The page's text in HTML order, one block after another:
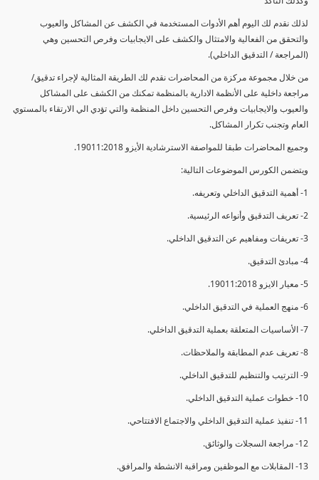
لذلك نقدم لك اليوم أهم الأدوات المستخدمة في الكشف عن المشاكل والعيوب
والتحقق من الفعالية والامتثال والكشف على الايجابيات وفرص التحسين وهي
(المراجعة / التدقيق الداخلي).
من خلال مجموعة مركزة من المحاضرات نقدم لك الطريقة المثالية لإجراء تدقيق/
مراجعة داخلية على الأنظمة الادارية بالمنظمة تمكنك من الكشف على المشاكل
والعيوب والايجابيات وفرص التحسين داخل المنظمة والتي تؤدي الي الارتقاء بالمستوي
العام وتجنب تكرار المشاكل.
وجميع المحاضرات طبقا للمواصفة الاسترشادية الأيزو 19011:2018.
ويتضمن الكورس الموضوعات التالية:
1- أهمية التدقيق الداخلي وتعريفه.
2- تعريف التدقيق وأنواعه الرئيسية.
3- تعريفات ومفاهيم عن التدقيق الداخلي.
4- مبادئ التدقيق.
5- معيار الايزو 19011:2018.
6- منهج العملية في التدقيق الداخلي.
7- الأساسيات المتعلقة بعملية التدقيق الداخلي.
8- تعريف عدم المطابقة والملاحظات.
9- الترتيب والتنظيم للتدقيق الداخلي.
10- خطوات عملية التدقيق الداخلي.
11- تنفيذ عملية التدقيق الداخلي والاجتماع الافتتاحي.
12- مراجعة السجلات والوثائق.
13- المقابلات مع الموظفين ومراقبة الانشطة والمرافق.